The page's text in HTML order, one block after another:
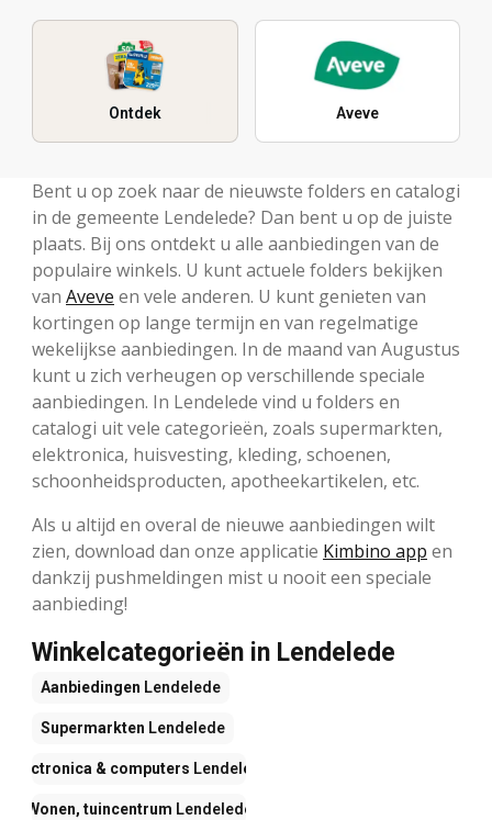
Ontdek Aveve
Bent u op zoek naar de nieuwste folders en catalogi
in de gemeente Lendelede? Dan bent u op de juiste
plaats. Bij ons ontdekt u alle aanbiedingen van de
populaire winkels. U kunt actuele folders bekijken
van Aveve en vele anderen. U kunt genieten van
kortingen op lange termijn en van regelmatige
wekelijkse aanbiedingen. In de maand van Augustus
kunt u zich verheugen op verschillende speciale
aanbiedingen. In Lendelede vind u folders en
catalogi uit vele categorieën, zoals supermarkten,
elektronica, huisvesting, kleding, schoenen,
schoonheidsproducten, apotheekartikelen, etc.
Als u altijd en overal de nieuwe aanbiedingen wilt
zien, download dan onze applicatie Kimbino app en
dankzij pushmeldingen mist u nooit een speciale
aanbieding!
Winkelcategorieën in Lendelede
Aanbiedingen Lendelede
Supermarkten Lendelede
Electronica & computers Lendelede
Wonen, tuincentrum Lendelede